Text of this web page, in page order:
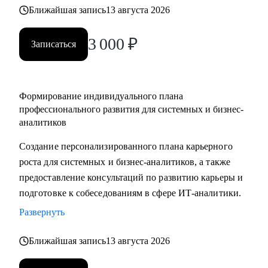
выбрать направление (СА/БА), требования рынка, как
строить карьеру в продукте/проекте/корпорации и какие
есть траектории развития
senior, lead)
• Бизнес‑аналитикам (в том числе тем, кто хочет усилить
• Senior/lead‑уровню: позиционирование, подготовка к
сложным интервью, переход в управление, расширение
зоны ответственности
• Начинающим и переходящим из смежных ролей
(например, техническим писателям и др.) - если ваша цель
понимание требований рынка
Ближайшая запись13 августа 2026
Записаться 3 000 ₽
Формирование индивидуального плана
профессионального развития для системных и бизнес-
аналитиков
Создание персонализированного плана карьерного
роста для системных и бизнес-аналитиков, а также
предоставление консультаций по развитию карьеры и
подготовке к собеседованиям в сфере ИТ-аналитики.
Развернуть
Ближайшая запись13 августа 2026